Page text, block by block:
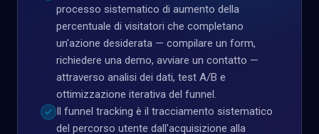
processo sistematico di aumento della
percentuale di visitatori che completano
un'azione desiderata — compilare un form,
richiedere una demo, avviare un contatto —
attraverso analisi dei dati, test A/B e
ottimizzazione iterativa del funnel.
Il funnel tracking è il tracciamento sistematico
del percorso utente dall'acquisizione alla